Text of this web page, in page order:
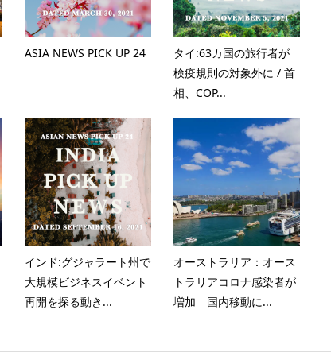
ASIA NEWS PICK UP 24
タイ:63カ国の旅行者が
検疫規則の対象外に / 首
相、COP...
インド:グジャラート州で
大規模ビジネスイベント
再開を探る動き...
オーストラリア：オース
トラリアコロナ感染者が
増加 国内移動に...